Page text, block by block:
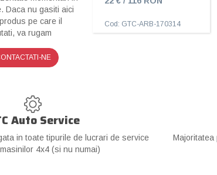
Cod: GTC-ARB-170314
Daca nu gasiti aici
pe care il
va rugam
NE
Auto Service
in toate tipurile de lucrari de service
4x4 (si nu numai)
Majoritatea